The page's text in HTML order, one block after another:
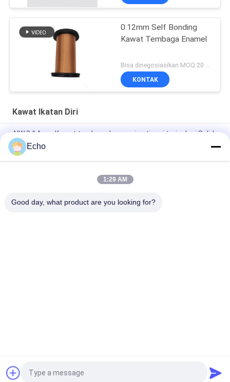
0.12mm Self Bonding
Kawat Tembaga Enamel
KONTAK
Kawat Ikatan Diri
AIW 0,14mm Kawat tembaga kemurnian tinggi terisolasi Solid
enamel
AIW220 0.14mm Hot Wind Enameled Copper Wire untuk Listrik
Gauge 35 AWG Kawat tembaga enamel Kawat magnet yang
Quote request suatu
Echo
1:29 AM
Good day, what product are you looking for?